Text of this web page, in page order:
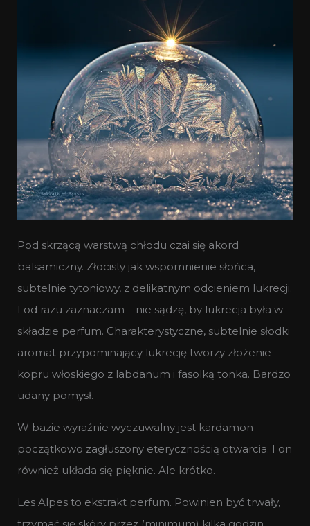
Pod skrzącą warstwą chłodu czai się akord
balsamiczny. Złocisty jak wspomnienie słońca,
subtelnie tytoniowy, z delikatnym odcieniem lukrecji.
I od razu zaznaczam – nie sądzę, by lukrecja była w
składzie perfum. Charakterystyczne, subtelnie słodki
aromat przypominający lukrecję tworzy złożenie
kopru włoskiego z labdanum i fasolką tonka. Bardzo
udany pomysł.
W bazie wyraźnie wyczuwalny jest kardamon –
początkowo zagłuszony eterycznością otwarcia. I on
również układa się pięknie. Ale krótko.
Les Alpes to ekstrakt perfum. Powinien być trwały,